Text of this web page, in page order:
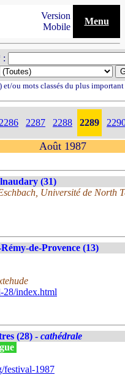
Version
Mobile
Menu
:
et/ou mots classés du plus
2286 2287 2288 2289
Août 1987
(31)
Université de North
de-Provence (13)
28/index.html
(28) - cathédrale
festival-1987